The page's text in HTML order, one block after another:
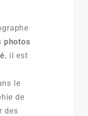
photos
, il est
le
de
des